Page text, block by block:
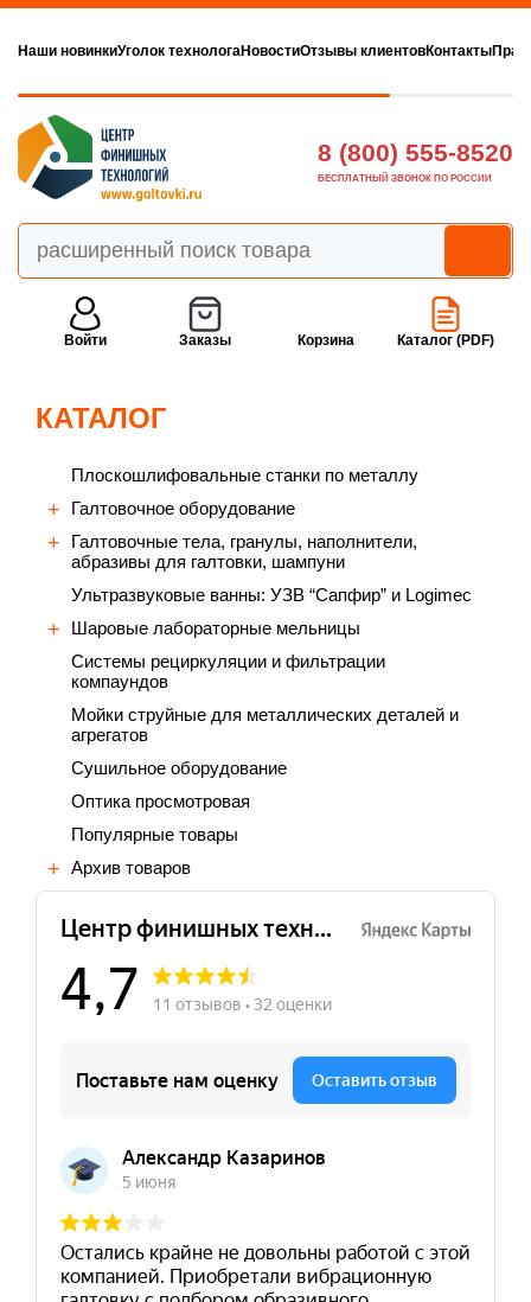
Наши новинкиУголок технологаНовостиОтзывы клиентовКонтакты
8 (800) 555-8520
БЕСПЛАТНЫЙ ЗВОНОК ПО РОССИИ
Войти Заказы Корзина Каталог (PDF)
КАТАЛОГ
Плоскошлифовальные станки по металлу
Галтовочное оборудование
Галтовочные тела, гранулы, наполнители,
абразивы для галтовки, шампуни
Ультразвуковые ванны: УЗВ “Сапфир” и Logimec
Шаровые лабораторные мельницы
Cистемы рециркуляции и фильтрации
компаундов
Мойки струйные для металлических деталей и
агрегатов
Сушильное оборудование
Оптика просмотровая
Популярные товары
Архив товаров